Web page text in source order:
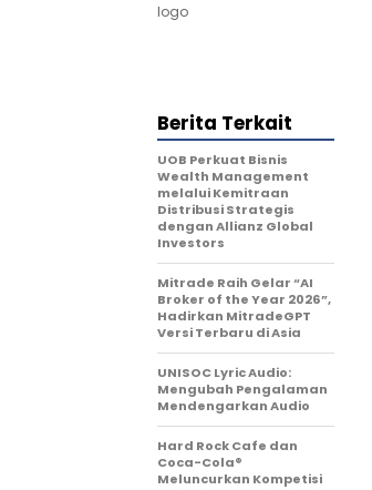
logo
Berita Terkait
UOB Perkuat Bisnis
Wealth Management
melalui Kemitraan
Distribusi Strategis
dengan Allianz Global
Investors
Mitrade Raih Gelar “AI
Broker of the Year 2026”,
Hadirkan MitradeGPT
Versi Terbaru di Asia
UNISOC Lyric Audio:
Mengubah Pengalaman
Mendengarkan Audio
Hard Rock Cafe dan
Coca-Cola®
Meluncurkan Kompetisi